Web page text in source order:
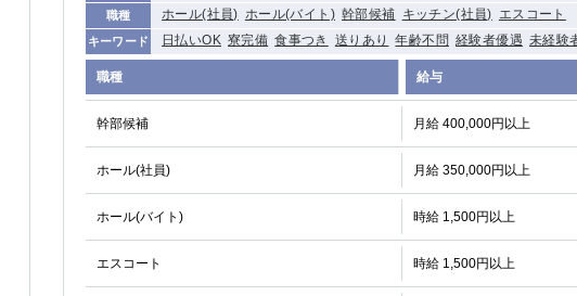
職種 ホール(社員) ホール(バイト) 幹部候補 キッチン(社員) エスコート
キーワード 日払いOK 寮完備 食事つき 送りあり 年齢不問 経験者優遇 未経験
職種 給与
幹部候補 月給 400,000円以上
ホール(社員) 月給 350,000円以上
ホール(バイト) 時給 1,500円以上
エスコート 時給 1,500円以上
小岩
湯島 久米川
市川
五井
関内 横浜 川崎
溝の口
新横浜
武蔵小杉
関内・馬車道・
日ノ出町
たまプラーザ
厚木